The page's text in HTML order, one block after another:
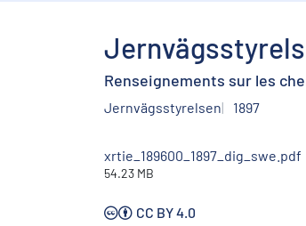
Renseignements sur les
Jernvägsstyrelsen 1897
xrtie_189600_1897_dig_swe.pdf
54.23 MB
CC BY 4.0